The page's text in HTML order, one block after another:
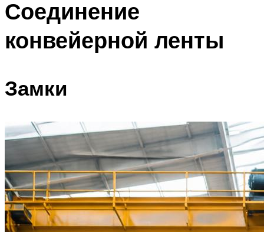
Соединение
конвейерной ленты
Замки